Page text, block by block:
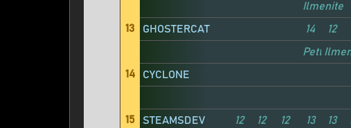
Ilmenite
13
GHOSTERCAT 14 12
Petty
14
CYCLONE
15
STEAMSDEV 12 12 12 13 13